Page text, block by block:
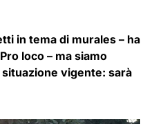
in tema di murales – ha
loco – ma siamo
vigente: sarà